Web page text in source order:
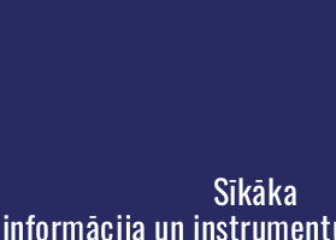
Sīkāka
informācija un